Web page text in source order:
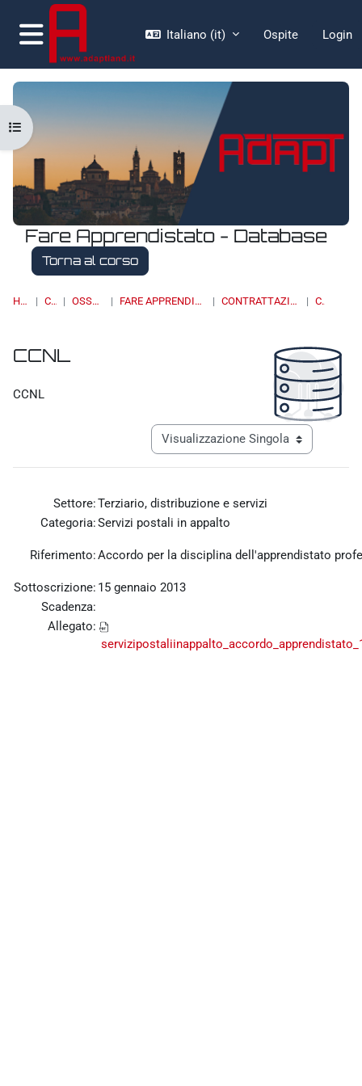
Vai al contenuto principale
Pannello laterale
Italiano ‎(it)‎ Ospite Login
Fare Apprendistato - Database
Torna al corso
HOME CORSI OSSERVATORI FARE APPRENDISTATO - DATABASE CONTRATTAZIONE COLLETTIVA CCNL
Apri indice del corso
CCNL
CCNL
Navigazione terziaria modalità
Settore:Terziario, distribuzione e servizi
Categoria:Servizi postali in appalto
Riferimento:Accordo per la disciplina dell'apprendistato
Sottoscrizione: 15 gennaio 2013
Scadenza:
Allegato: